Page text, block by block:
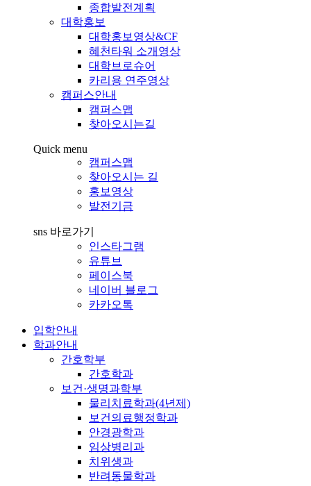
종합발전계획
대학홍보
대학홍보영상&CF
혜천타워 소개영상
대학브로슈어
카리용 연주영상
캠퍼스안내
캠퍼스맵
찾아오시는길
Quick menu
캠퍼스맵
찾아오시는 길
홍보영상
발전기금
sns 바로가기
인스타그램
유튜브
페이스북
네이버 블로그
카카오톡
입학안내
학과안내
간호학부
간호학과
보건·생명과학부
물리치료학과(4년제)
보건의료행정학과
안경광학과
임상병리과
치위생과
반려동물학과